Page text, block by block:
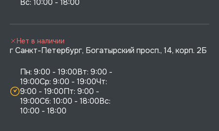
г Санкт-Петербург, Богатырский просп., 14, корп. 2Б
Пн: 9:00 - 19:00Вт: 9:00 -
19:00Ср: 9:00 - 19:00Чт:
9:00 - 19:00Пт: 9:00 -
19:00Сб: 10:00 - 18:00Вс:
10:00 - 18:00
Нет в наличии